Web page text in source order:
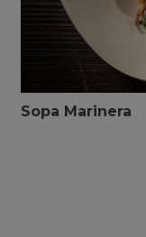
Sopa Marinera